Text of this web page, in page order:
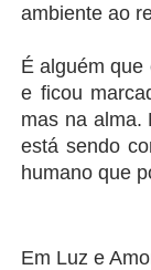
ambiente ao
É alguém que
e ficou
mas na alma.
está sendo
humano que
Em Luz e